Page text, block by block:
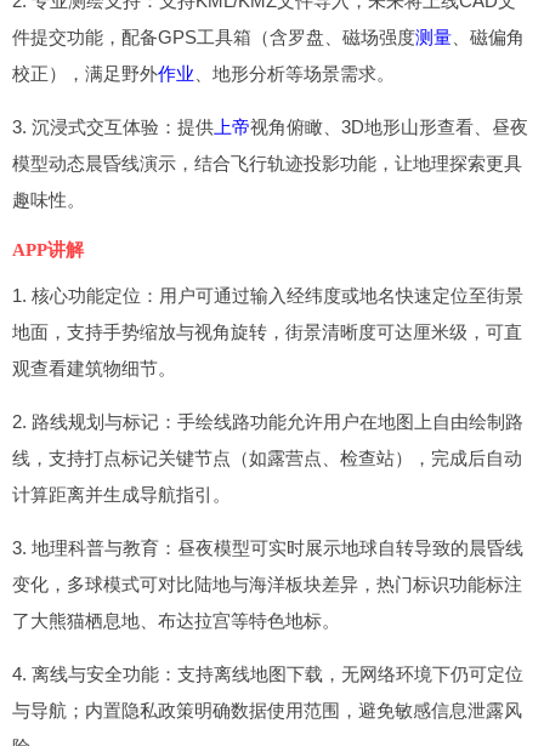
件提交功能，配备GPS工具箱（含罗盘、磁场强度测量 、磁偏角
校正），满足野外作业 、地形分析等场景需求。
3. 沉浸式交互体验：提供 上帝视角俯瞰、3D地形山形查看、昼夜
模型动态晨昏线演示，结合飞行轨迹投影功能，让地理探索更具
趣味性。
APP讲解
1. 核心功能定位：用户可通过输入经纬度或地名快速定位至街景
地面，支持手势缩放与视角旋转，街景清晰度可达厘米级，可直
观查看建筑物细节。
2. 路线规划与标记：手绘线路功能允许用户在地图上自由绘制路
线，支持打点标记关键节点（如露营点、检查站），完成后自动
计算距离并生成导航指引。
3. 地理科普与教育：昼夜模型可实时展示地球自转导致的晨昏线
变化，多球模式可对比陆地与海洋板块差异，热门标识功能标注
了大熊猫栖息地、布达拉宫等特色地标。
4. 离线与安全功能：支持离线地图下载，无网络环境下仍可定位
与导航；内置隐私政策明确数据使用范围，避免敏感信息泄露风